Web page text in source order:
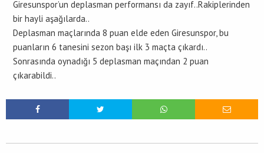
Giresunspor’un deplasman performansı da zayıf..Rakiplerinden
bir hayli aşağılarda..
Deplasman maçlarında 8 puan elde eden Giresunspor, bu
puanların 6 tanesini sezon başı ilk 3 maçta çıkardı..
Sonrasında oynadığı 5 deplasman maçından 2 puan
çıkarabildi..